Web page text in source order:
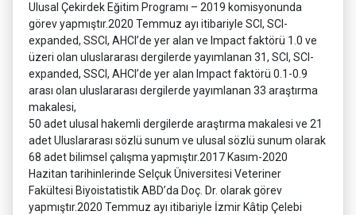
Ulusal Çekirdek Eğitim Programı – 2019 komisyonunda
görev yapmıştır.2020 Temmuz ayı itibariyle SCI, SCI-
expanded, SSCI, AHCI’de yer alan ve Impact faktörü 1.0 ve
üzeri olan uluslararası dergilerde yayımlanan 31, SCI, SCI-
expanded, SSCI, AHCI’de yer alan Impact faktörü 0.1-0.9
arası olan uluslararası dergilerde yayımlanan 33 araştırma
makalesi,
50 adet ulusal hakemli dergilerde araştırma makalesi ve 21
adet Uluslararası sözlü sunum ve ulusal sözlü sunum olarak
68 adet bilimsel çalışma yapmıştır.2017 Kasım-2020
Hazitan tarihinlerinde Selçuk Üniversitesi Veteriner
Fakültesi Biyoistatistik ABD’da Doç. Dr. olarak görev
yapmıştır.2020 Temmuz ayı itibariyle İzmir Kâtip Çelebi